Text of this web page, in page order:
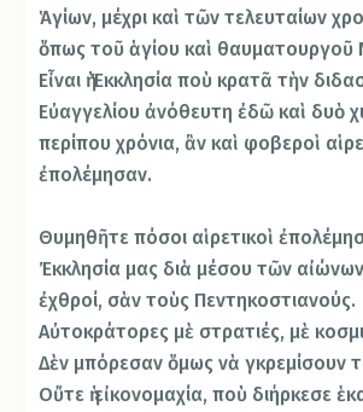
Ἁγίων, μέχρι καὶ τῶν τελευταίων
ὅπως τοῦ ἁγίου καὶ θαυματουργοῦ
Εἶναι ἡ Ἐκκλησία ποὺ κρατᾶ τὴν
Εὐαγγελίου ἀνόθευτη ἐδῶ καὶ δυὸ
περίπου χρόνια, ἂν καὶ φοβεροὶ
ἐπολέμησαν.
Θυμηθῆτε πόσοι αἱρετικοὶ
Ἐκκλησία μας διὰ μέσου τῶν
ἐχθροί, σὰν τοὺς Πεντηκοστιανούς.
Αὐτοκράτορες μὲ στρατιές, μὲ
Δὲν μπόρεσαν ὅμως νὰ γκρεμίσουν
Οὔτε ἡ εἰκονομαχία, ποὺ διήρκεσε